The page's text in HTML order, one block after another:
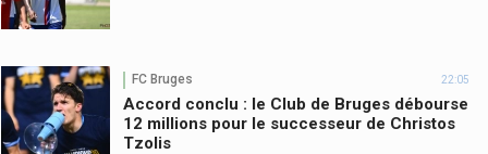
FC Bruges 22:05
Accord conclu : le Club de Bruges débourse
12 millions pour le successeur de Christos
Tzolis